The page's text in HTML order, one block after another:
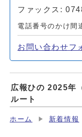
ファックス:
電話番号のかけ間
お問い合わせフ
広報ひの 2025年
ルート
ホーム 新着情報